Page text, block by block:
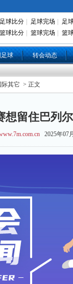
足球比分 足球完场 足
篮球比分
篮球完场 篮
球 转会动态
际其它 > 正文
想留住巴列
2025年07